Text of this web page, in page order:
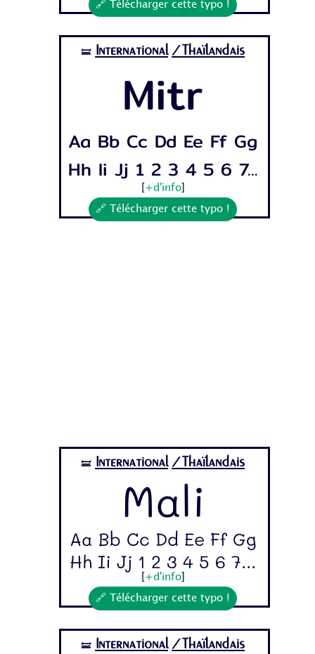
🔗 Télécharger cette typo !
🝛 International /Thaïlandais
Mitr
Aa Bb Cc Dd Ee Ff Gg
Hh Ii Jj 1 2 3 4 5 6 7...
+d'info]
🔗 Télécharger cette typo !
🝛 International /Thaïlandais
Mali
Aa Bb Cc Dd Ee Ff Gg
Hh Ii Jj 1 2 3 4 5 6 7...
+d'info]
🔗 Télécharger cette typo !
🝛 International /Thaïlandais